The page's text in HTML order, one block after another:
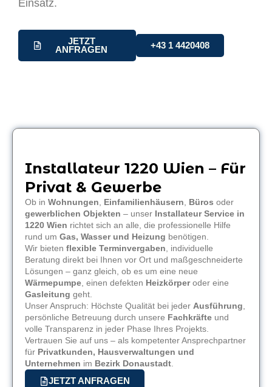
Einsatz.
JETZT
ANFRAGEN
+43 1 4420408
Installateur 1220 Wien – Für
Privat & Gewerbe
Ob in Wohnungen Einfamilienhäusern Büros oder
gewerblichen Objekten – unser Installateur Service in
1220 Wien richtet sich an alle, die professionelle Hilfe
rund um Gas, Wasser und Heizung benötigen.
Wir bieten flexible Terminvergaben , individuelle
Beratung direkt bei Ihnen vor Ort und maßgeschneiderte
Lösungen – ganz gleich, ob es um eine neue
Wärmepumpe , einen defekten Heizkörperoder eine
Gasleitung geht.
Unser Anspruch: Höchste Qualität bei jeder Ausführung
persönliche Betreuung durch unsere Fachkräfte und
volle Transparenz in jeder Phase Ihres Projekts.
Vertrauen Sie auf uns – als kompetenter Ansprechpartner
für Privatkunden, Hausverwaltungen und
Unternehmen im Bezirk Donaustadt
JETZT ANFRAGEN